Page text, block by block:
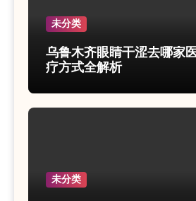
未分类
乌鲁木齐眼睛干涩去哪家
疗方式全解析
未分类